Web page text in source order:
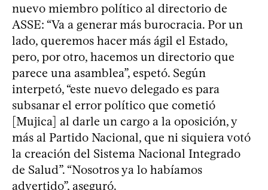
nuevo miembro político al directorio de
ASSE: “Va a generar más burocracia. Por un
lado, queremos hacer más ágil el Estado,
pero, por otro, hacemos un directorio que
parece una asamblea”, espetó. Según
interpetó, “este nuevo delegado es para
subsanar el error político que cometió
[Mujica] al darle un cargo a la oposición, y
más al Partido Nacional, que ni siquiera votó
la creación del Sistema Nacional Integrado
de Salud”. “Nosotros ya lo habíamos
advertido”, aseguró.